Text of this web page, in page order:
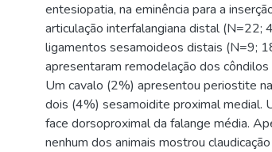
entesiopatia, na eminência para a
articulação interfalangiana distal (N=22;
ligamentos sesamoideos distais (N=9;
apresentaram remodelação dos
Um cavalo (2%) apresentou periostite
dois (4%) sesamoidite proximal medial.
face dorsoproximal da falange média.
nenhum dos animais mostrou